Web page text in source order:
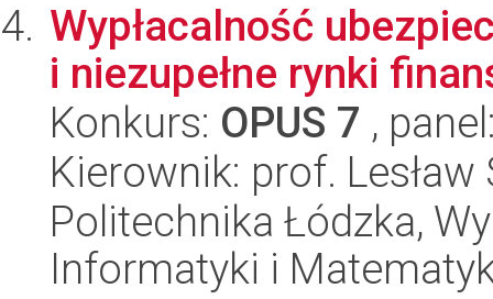
Wypłacalność
i niezupełne rynki
Konkurs: OPUS 7 ,
Kierownik: prof. Lesław
Politechnika Łódzka,
Informatyki i